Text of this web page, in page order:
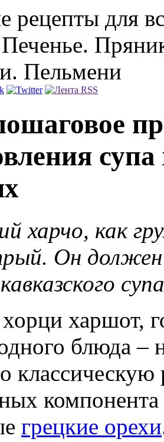
харчо, как
Он должен
харшот,
блюда –
классическую
грецкие орехи